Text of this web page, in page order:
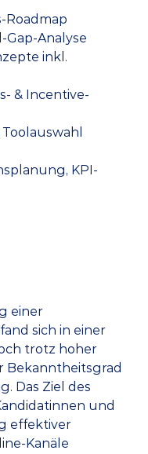
Roadmap
Analyse
inkl.
& Incentive-
KPI-
einer
sich in einer
trotz hoher
Bekanntheitsgrad
Das Ziel des
und
effektiver
Kanäle